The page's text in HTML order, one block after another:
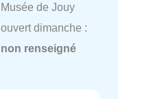
Musée de Jouy
ouvert dimanche :
non renseigné